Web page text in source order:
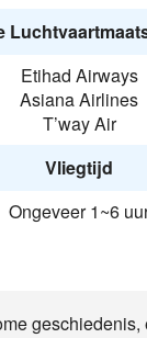
Etihad Airways
Asiana Airlines
T’way Air
Vliegtijd
Ongeveer 1~6